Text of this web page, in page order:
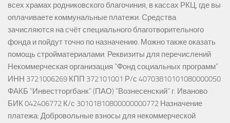
всех храмах родниковского благочиния, в кассах РКЦ, где вы
оплачиваете коммунальные платежи. Средства
зачисляются на счёт специального благотворительного
фонда и пойдут точно по назначению. Можно также оказать
помощь стройматериалами. Реквизиты для перечислений
Некоммерческая организация "Фонд социальных программ"
ИНН 3721006269 КПП 372101001 Р/с 40703810101080000050
ФАКБ "Инвестторгбанк" (ПАО) "Вознесенский" г. Иваново
БИК 042406772 К/с 30101810800000000772 Назначение
платежа: Добровольные взносы для некоммерческой